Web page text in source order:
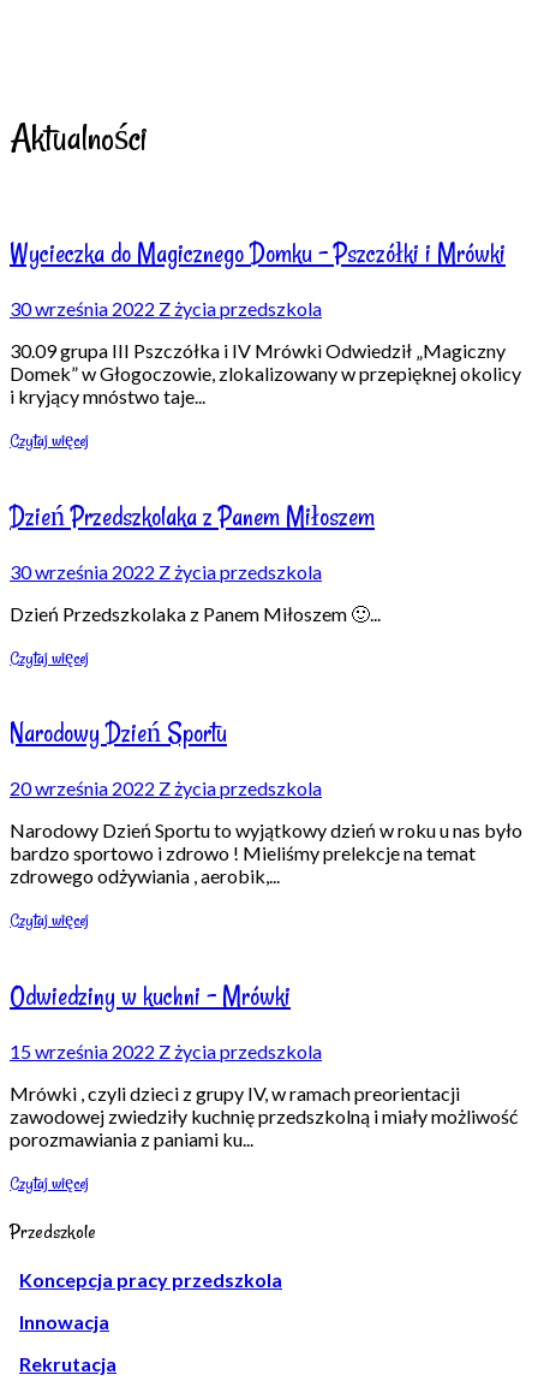
Aktualności
Wycieczka do Magicznego Domku – Pszczółki i Mrówki
30 września 2022 Z życia przedszkola
30.09 grupa III Pszczółka i IV Mrówki Odwiedził „Magiczny
Domek” w Głogoczowie, zlokalizowany w przepięknej okolicy
i kryjący mnóstwo taje
Czytaj więcej
Dzień Przedszkolaka z Panem Miłoszem
30 września 2022 Z życia przedszkola
Dzień Przedszkolaka z Panem Miłoszem 🙂
Czytaj więcej
Narodowy Dzień Sportu
20 września 2022 Z życia przedszkola
Narodowy Dzień Sportu to wyjątkowy dzień w roku u nas było
bardzo sportowo i zdrowo ! Mieliśmy prelekcje na temat
zdrowego odżywiania , aerobik,...
Czytaj więcej
Odwiedziny w kuchni – Mrówki
15 września 2022 Z życia przedszkola
Mrówki , czyli dzieci z grupy IV, w ramach preorientacji
zawodowej zwiedziły kuchnię przedszkolną i miały możliwość
porozmawiania z paniami ku...
Czytaj więcej
Przedszkole
Koncepcja pracy przedszkola
Innowacja
Rekrutacja